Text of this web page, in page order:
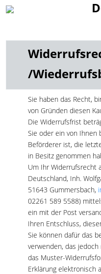
/
Sie haben das Recht,
von Gründen diesen
Die Widerrufsfrist
Sie oder ein von
Beförderer ist, die
in Besitz genommen
Um Ihr Widerrufsrecht
Deutschland, Inh.
51643 Gummersbach,
02261 589 5588)
ein mit der Post
Ihren Entschluss,
Sie können dafür das
verwenden, das
das Muster-
Erklärung elektronisch